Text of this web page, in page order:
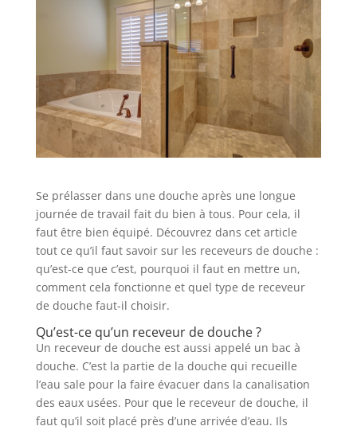
Se prélasser dans une douche après une longue
journée de travail fait du bien à tous. Pour cela, il
faut être bien équipé. Découvrez dans cet article
tout ce qu’il faut savoir sur les receveurs de douche :
qu’est-ce que c’est, pourquoi il faut en mettre un,
comment cela fonctionne et quel type de receveur
de douche faut-il choisir.
Qu’est-ce qu’un receveur de douche ?
Un receveur de douche est aussi appelé un bac à
douche. C’est la partie de la douche qui recueille
l’eau sale pour la faire évacuer dans la canalisation
des eaux usées. Pour que le receveur de douche, il
faut qu’il soit placé près d’une arrivée d’eau. Ils